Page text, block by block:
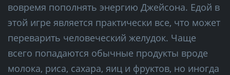
вовремя пополнять энергию Джейсона. Едой в
этой игре является практически все, что может
переварить человеческий желудок. Чаще
всего попадаются обычные продукты вроде
молока, риса, сахара, яиц и фруктов, но иногда